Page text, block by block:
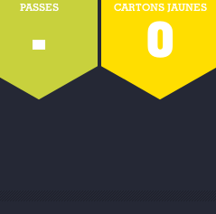
PASSES
-
CARTONS JAUNES
0